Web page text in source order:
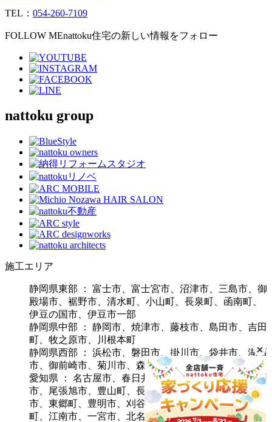
TEL： 054-260-7109
FOLLOW MEnattoku住宅の新しい情報をフォロー
nattoku group
施工エリア
静岡県東部 ： 富士市、富士宮市、沼津市、三島市、御
殿場市、裾野市、清水町、小山町、長泉町、函南町、
伊豆の国市、伊豆市一部
静岡県中部 ： 静岡市、焼津市、藤枝市、島田市、吉田
町、牧之原市、川根本町
静岡県西部 ： 浜松市、磐田市、掛川市、袋井市、湖西
市、御前崎市、菊川市、森町
愛知県 ： 名古屋市、春日井市、小牧市、岩倉市、瀬戸
市、尾張旭市、豊山町、長久手市、日進市、みよし
市、東郷町、豊明市、刈谷市、犬山市、大口町、扶桑
町、江南市、一宮市、北名古屋市、稲沢市、清須市、